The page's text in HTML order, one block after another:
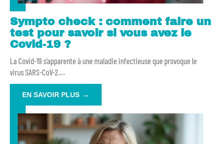
Sympto check : comment faire un
test pour savoir si vous avez le
Covid-19 ?
La Covid-19 s’apparente à une maladie infectieuse que provoque le
virus SARS-CoV-2.…
EN SAVOIR PLUS